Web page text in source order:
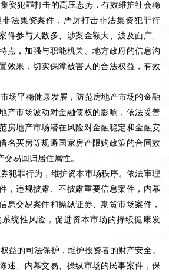
资犯罪打击的高压态势，有效维护社会稳
法集资案件，严厉打击非法集资犯罪行
件参与人数多、涉案金额大、波及面广、
点，加强与职能机关、地方政府的信息沟
效果，切实保障被害人的合法权益，有效
场平稳健康发展，防范房地产市场的金融
产市场波动对金融债权的影响，依法妥善
房地产市场潜在风险对金融稳定和金融安
名买房等规避国家房产限购政策的合同效
易回归居住属性。
犯罪行为，维护资本市场秩序。依法审理
，违规披露、不披露重要信息案件，内幕
息交易案件和操纵证券、期货市场案件，
统性风险，促进资本市场的持续健康发
益的司法保护，维护投资者的财产安全。
述、内幕交易、操纵市场的民事案件，保